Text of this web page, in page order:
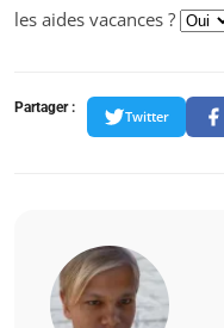
les aides vacances ?
Partager :
Twitter